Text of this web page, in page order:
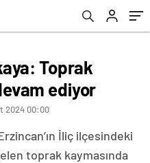
Toprak
ediyor
2024 00:00
İliç ilçesindeki
toprak kaymasında